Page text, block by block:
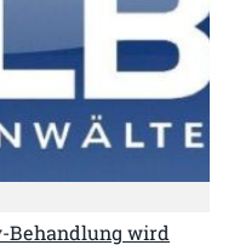
Behandlung wird